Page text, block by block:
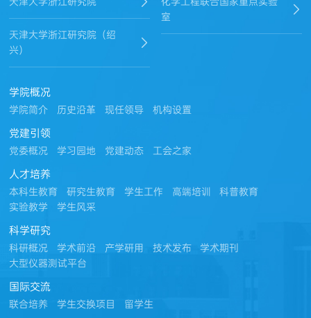
天津大学浙江研究院（绍
兴）
室
学院概况
学院简介 历史沿革 现任领导 机构设置
党建引领
党委概况 学习园地 党建动态 工会之家
人才培养
本科生教育 研究生教育 学生工作 高端培训
科普教育
实验教学
学生风采
科学研究
科研概况 学术前沿 产学研用 技术发布
学术期刊
大型仪器测试平台
国际交流
联合培养 学生交换项目 留学生